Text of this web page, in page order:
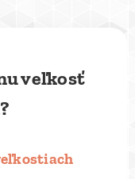
veľkosť